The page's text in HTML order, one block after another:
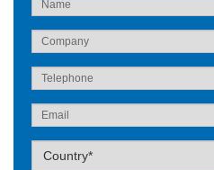
Label
Country*